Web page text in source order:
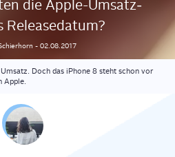
die Apple-Umsatz­
Releasedatum?
- 02.08.2017
Doch das iPhone 8 steht schon vor
Apple.